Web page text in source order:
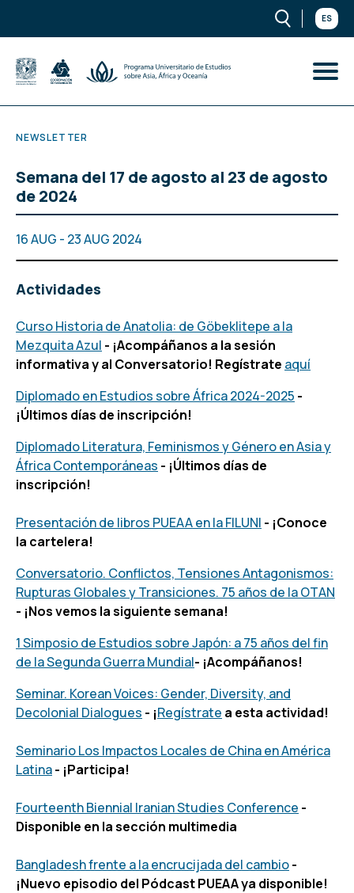
ES
NEWSLETTER
Semana del 17 de agosto al 23 de agosto
de 2024
16 AUG - 23 AUG 2024
Actividades
Curso Historia de Anatolia: de Göbeklitepe a la
Mezquita Azul - ¡Acompáñanos a la sesión
informativa y al Conversatorio! Regístrate aquí
Diplomado en Estudios sobre África 2024-2025 -
¡Últimos días de inscripción!
Diplomado Literatura, Feminismos y Género en Asia y
África Contemporáneas - ¡Últimos días de
inscripción!
Presentación de libros PUEAA en la FILUNI - ¡Conoce
la cartelera!
Conversatorio. Conflictos, Tensiones Antagonismos:
Rupturas Globales y Transiciones. 75 años de la OTAN
- ¡Nos vemos la siguiente semana!
1 Simposio de Estudios sobre Japón: a 75 años del fin
de la Segunda Guerra Mundial- ¡Acompáñanos!
Seminar. Korean Voices: Gender, Diversity, and
Decolonial Dialogues - ¡Regístrate a esta actividad!
Seminario Los Impactos Locales de China en América
Latina- ¡Participa!
Fourteenth Biennial Iranian Studies Conference -
Disponible en la sección multimedia
Bangladesh frente a la encrucijada del cambio-
¡Nuevo episodio del Pódcast PUEAA ya disponible!